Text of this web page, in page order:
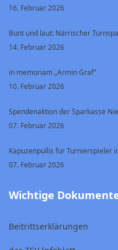
16. Februar 2026
Bunt und laut: Närrischer
14. Februar 2026
in memoriam „Armin Graf“
10. Februar 2026
Spendenaktion der Sparkasse
07. Februar 2026
Kapuzenpullis für Turnierspieler
07. Februar 2026
Wichtige
Beitrittserklärungen